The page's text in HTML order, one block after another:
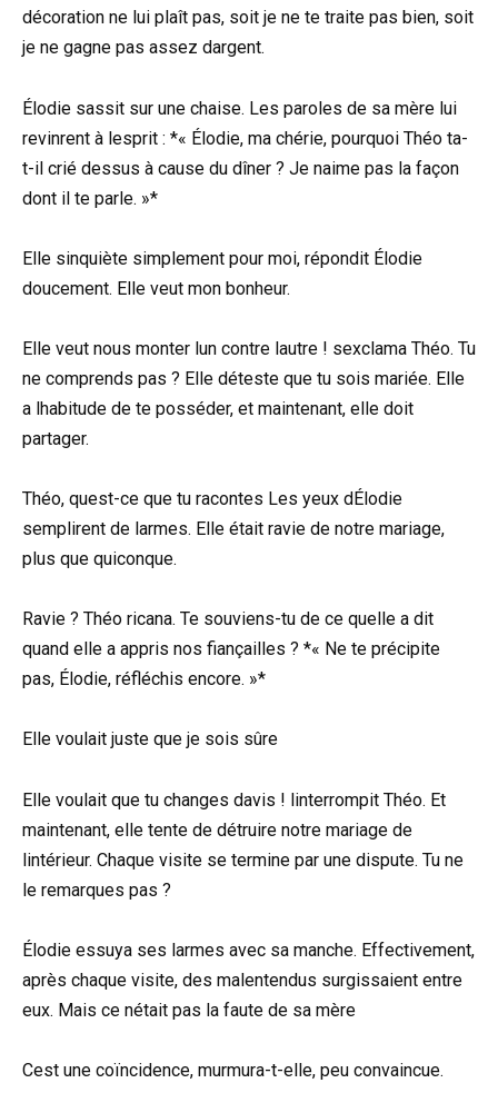
décoration ne lui plaît pas, soit je ne te traite pas bien, soit
je ne gagne pas assez dargent.
Élodie sassit sur une chaise. Les paroles de sa mère lui
revinrent à lesprit : *« Élodie, ma chérie, pourquoi Théo ta-
t-il crié dessus à cause du dîner ? Je naime pas la façon
dont il te parle. »*
Elle sinquiète simplement pour moi, répondit Élodie
doucement. Elle veut mon bonheur.
Elle veut nous monter lun contre lautre ! sexclama Théo. Tu
ne comprends pas ? Elle déteste que tu sois mariée. Elle
a lhabitude de te posséder, et maintenant, elle doit
partager.
Théo, quest-ce que tu racontes Les yeux dÉlodie
semplirent de larmes. Elle était ravie de notre mariage,
plus que quiconque.
Ravie ? Théo ricana. Te souviens-tu de ce quelle a dit
quand elle a appris nos fiançailles ? *« Ne te précipite
pas, Élodie, réfléchis encore. »*
Elle voulait juste que je sois sûre
Elle voulait que tu changes davis ! linterrompit Théo. Et
maintenant, elle tente de détruire notre mariage de
lintérieur. Chaque visite se termine par une dispute. Tu ne
le remarques pas ?
Élodie essuya ses larmes avec sa manche. Effectivement,
après chaque visite, des malentendus surgissaient entre
eux. Mais ce nétait pas la faute de sa mère
Cest une coïncidence, murmura-t-elle, peu convaincue.